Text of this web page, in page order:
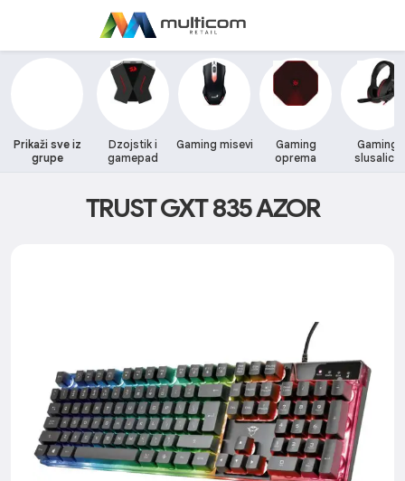
Prikaži sve iz
grupe
Dzojstik i
gamepad
Gaming misevi
Gaming
oprema
Gaming
slusalice
TRUST GXT 835 AZOR